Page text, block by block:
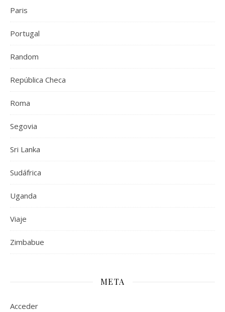
Paris
Portugal
Random
República Checa
Roma
Segovia
Sri Lanka
Sudáfrica
Uganda
Viaje
Zimbabue
META
Acceder